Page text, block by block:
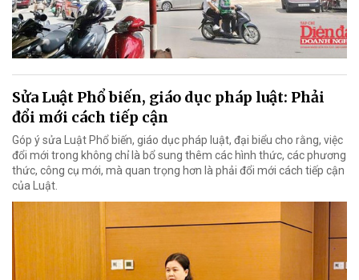
Sửa Luật Phổ biến, giáo dục pháp luật: Phải
đổi mới cách tiếp cận
Góp ý sửa Luật Phổ biến, giáo dục pháp luật, đại biểu cho rằng, việc
đổi mới trong không chỉ là bổ sung thêm các hình thức, các phương
thức, công cụ mới, mà quan trọng hơn là phải đổi mới cách tiếp cận
của Luật.